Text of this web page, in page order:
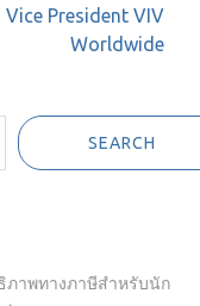
Vice President VIV
Worldwide
SEARCH
ภาพทางภาษีสำหรับนัก